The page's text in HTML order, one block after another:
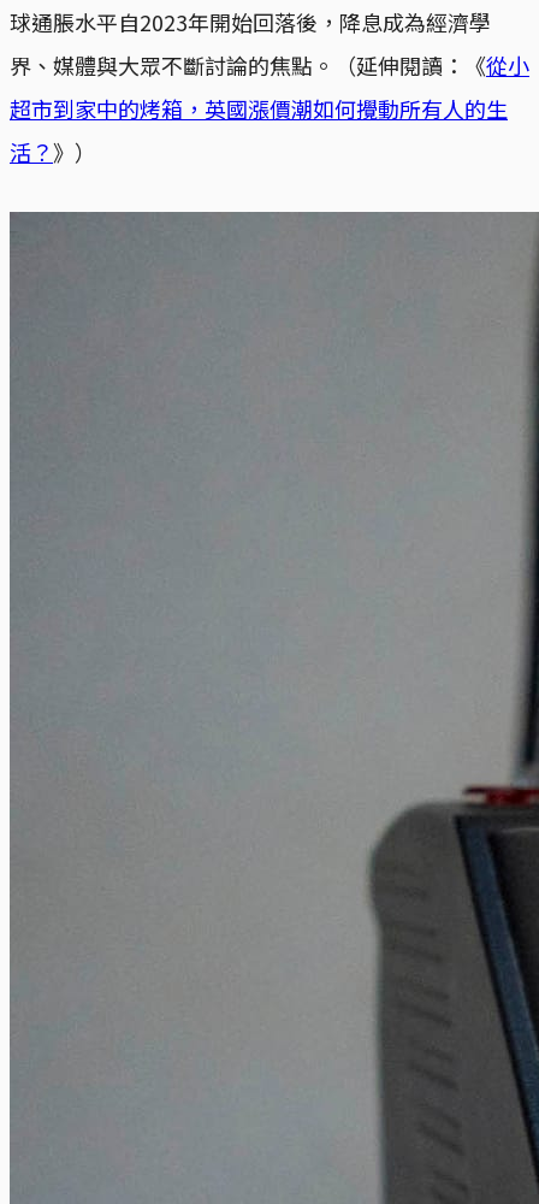
球通脹水平自2023年開始回落後，降息成為經濟學
界、媒體與大眾不斷討論的焦點。（延伸閱讀：《從小
超市到家中的烤箱，英國漲價潮如何攪動所有人的生
活？》）